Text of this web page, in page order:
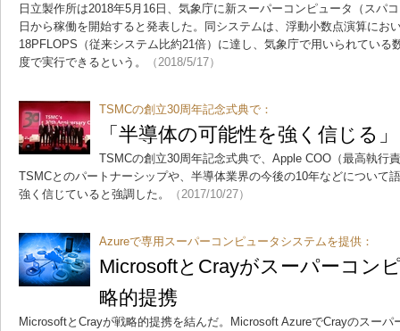
日立製作所は2018年5月16日、気象庁に新スーパーコンピュータ（スパ
日から稼働を開始すると発表した。同システムは、浮動小数点演算にお
18PFLOPS（従来システム比約21倍）に達し、気象庁で用いられている
度で実行できるという。
（2018/5/17）
TSMCの創立30周年記念式典で：
「半導体の可能性を強く信じる
TSMCの創立30周年記念式典で、Apple COO（最高執行
TSMCとのパートナーシップや、半導体業界の今後の10年などについて
強く信じていると強調した。
（2017/10/27）
Azureで専用スーパーコンピュータシステムを提供：
MicrosoftとCrayがスーパーコン
略的提携
MicrosoftとCrayが戦略的提携を結んだ。Microsoft AzureでCrayのスー